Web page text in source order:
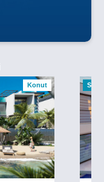
Konut